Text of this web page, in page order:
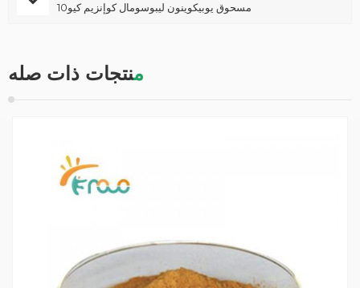
مسحوق يوبيكوينون ليبوسومال كوإنزيم كيو10
منتجات ذات صله